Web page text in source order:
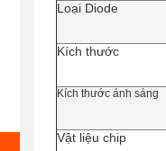
Loại Diode
Kích thước
Kích thước ánh sáng
Vật liệu chip